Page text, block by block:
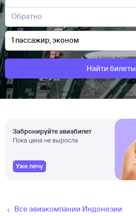
Найти билеты
Забронируйте авиабилет
Пока цена не выросла
Уже лечу
Все авиакомпании Индонезии